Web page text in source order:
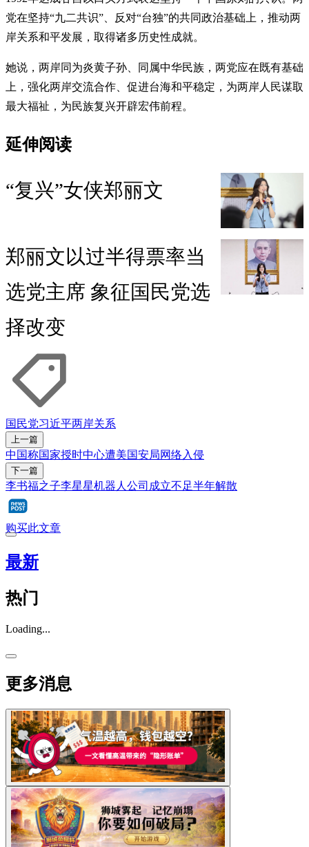
党在坚持“九二共识”、反对“台独”的共同政治基础上，推动两
岸关系和平发展，取得诸多历史性成就。
她说，两岸同为炎黄子孙、同属中华民族，两党应在既有基础
上，强化两岸交流合作、促进台海和平稳定，为两岸人民谋取
最大福祉，为民族复兴开辟宏伟前程。
延伸阅读
“复兴”女侠郑丽文
郑丽文以过半得票率当
选党主席 象征国民党选
择改变
国民党习近平两岸关系
上一篇
中国称国家授时中心遭美国安局网络入侵
下一篇
李书福之子李星星机器人公司成立不足半年解散
购买此文章
最新
热门
Loading...
更多消息